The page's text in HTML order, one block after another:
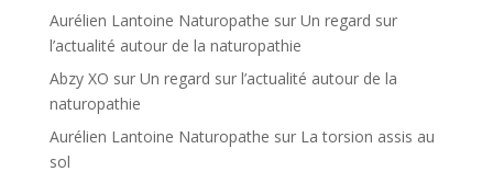
Aurélien Lantoine Naturopathe sur Un regard sur
l’actualité autour de la naturopathie
Abzy XO sur Un regard sur l’actualité autour de la
naturopathie
Aurélien Lantoine Naturopathe sur La torsion assis au
sol